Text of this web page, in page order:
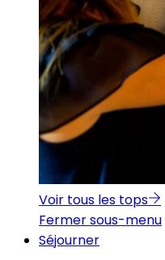
Voir tous les tops
Fermer sous-menu
Séjourner